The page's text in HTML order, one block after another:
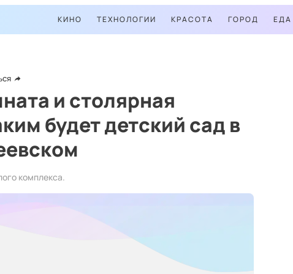
КИНО ТЕХНОЛОГИИ КРАСОТА ГОРОД ЕДА
и столярная
будет детский сад в
комплекса.